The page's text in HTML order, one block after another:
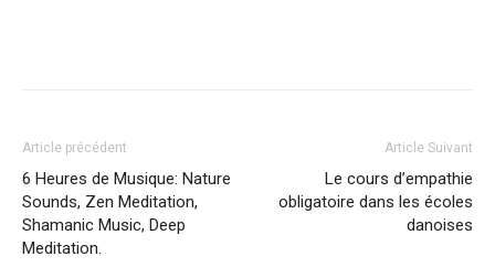
Article précédent
6 Heures de Musique: Nature
Sounds, Zen Meditation,
Shamanic Music, Deep
Meditation.
Article Suivant
Le cours d’empathie
obligatoire dans les écoles
danoises